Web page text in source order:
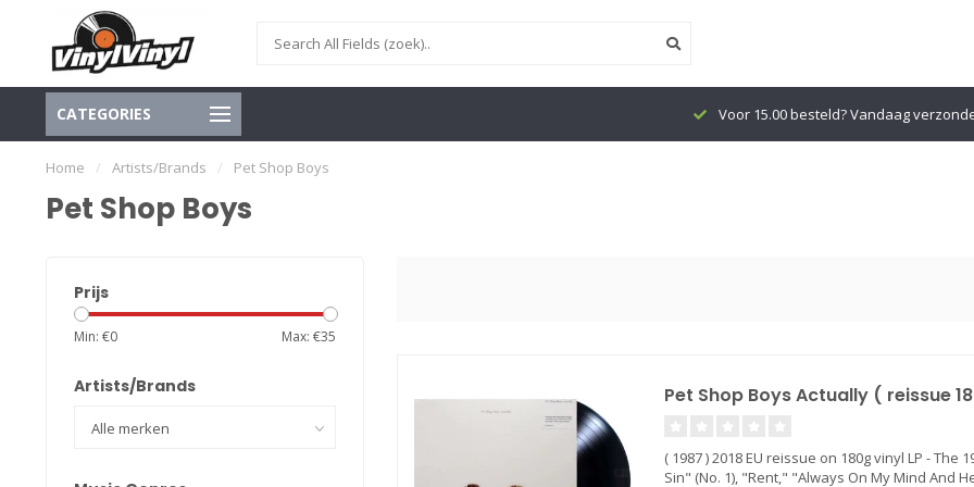
CATEGORIES Voor 15.00 besteld? Vandaag
Home / Artists/Brands / Pet Shop Boys
Pet Shop Boys
Prijs
Min: €0 Max: €35
Artists/Brands Pet Shop Boys Actually ( reissue
( 1987 ) 2018 EU reissue on 180g vinyl LP -
Sin" (No. 1), "Rent," "Always On My Mind And